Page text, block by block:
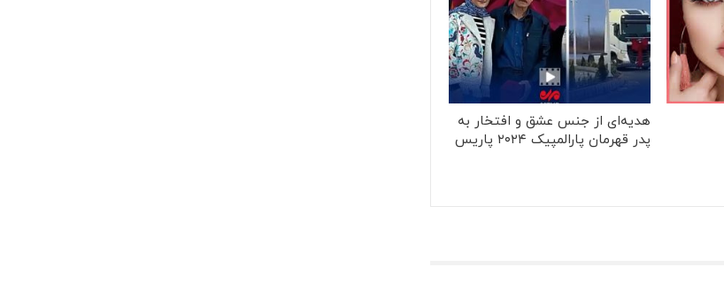
هدیه‌ای از جنس عشق و افتخار به
پدر قهرمان پارالمپیک ۲۰۲۴ پاریس